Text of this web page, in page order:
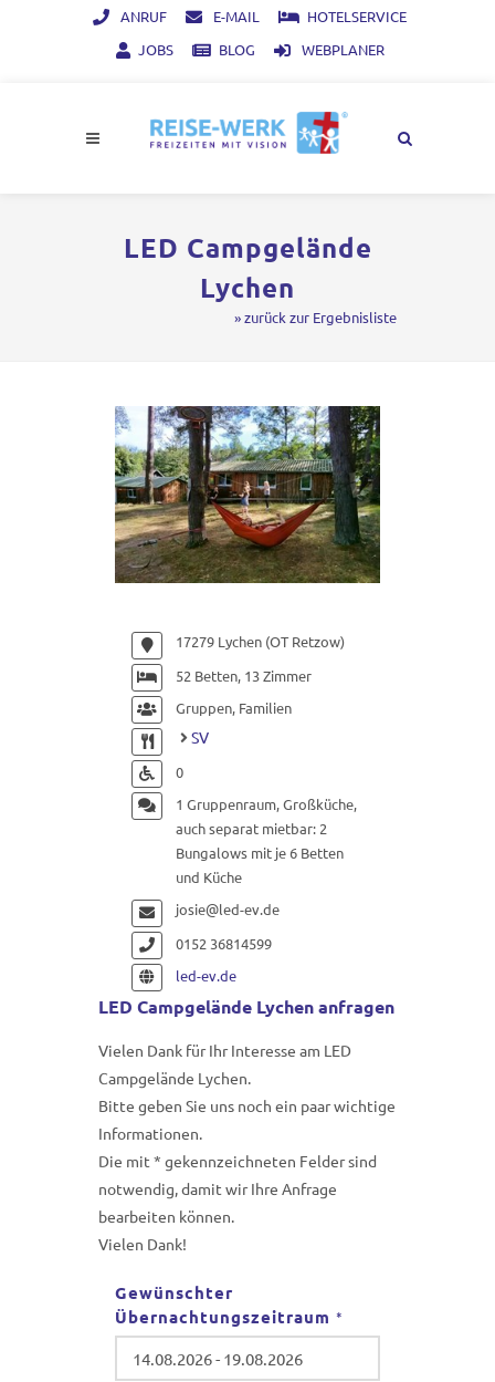
ANRUF E-MAIL
HOTELSERVICE
JOBS
BLOG WEBPLANER
LED Campgelände
Lychen
» zurück zur Ergebnisliste
17279 Lychen (OT Retzow)
52 Betten, 13 Zimmer
Gruppen, Familien
SV
0
1 Gruppenraum, Großküche,
auch separat mietbar: 2
Bungalows mit je 6 Betten
und Küche
josie@led-ev.de
0152 36814599
led-ev.de
LED Campgelände Lychen anfragen
Vielen Dank für Ihr Interesse am LED
Campgelände Lychen.
Bitte geben Sie uns noch ein paar wichtige
Informationen.
Die mit * gekennzeichneten Felder sind
notwendig, damit wir Ihre Anfrage
bearbeiten können.
Vielen Dank!
Gewünschter
Übernachtungszeitraum *